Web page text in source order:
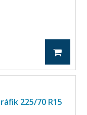
225/70 R15